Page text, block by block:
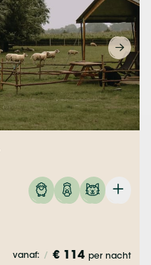
vanaf: / € 114 per nacht